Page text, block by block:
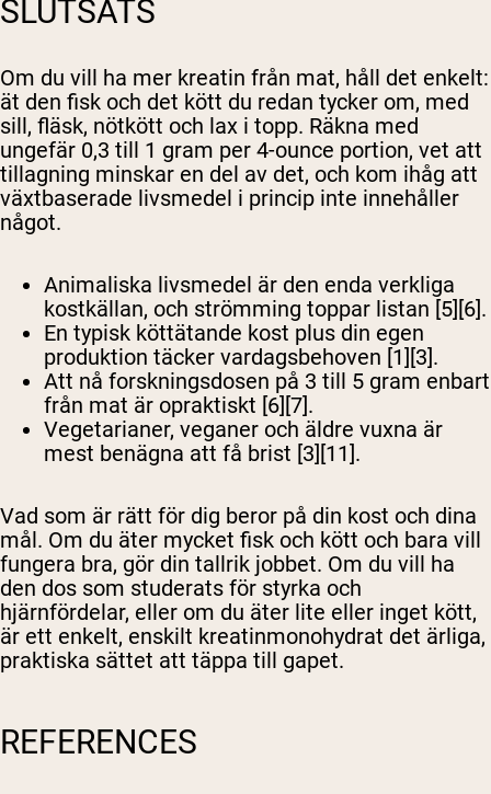
SLUTSATS
Om du vill ha mer kreatin från mat, håll det enkelt:
ät den fisk och det kött du redan tycker om, med
sill, fläsk, nötkött och lax i topp. Räkna med
ungefär 0,3 till 1 gram per 4-ounce portion, vet att
tillagning minskar en del av det, och kom ihåg att
växtbaserade livsmedel i princip inte innehåller
något.
Animaliska livsmedel är den enda verkliga
kostkällan, och strömming toppar listan [5][6].
En typisk köttätande kost plus din egen
produktion täcker vardagsbehoven [1][3].
Att nå forskningsdosen på 3 till 5 gram enbart
från mat är opraktiskt [6][7].
Vegetarianer, veganer och äldre vuxna är
mest benägna att få brist [3][11].
Vad som är rätt för dig beror på din kost och dina
mål. Om du äter mycket fisk och kött och bara vill
fungera bra, gör din tallrik jobbet. Om du vill ha
den dos som studerats för styrka och
hjärnfördelar, eller om du äter lite eller inget kött,
är ett enkelt, enskilt kreatinmonohydrat det ärliga,
praktiska sättet att täppa till gapet.
REFERENCES